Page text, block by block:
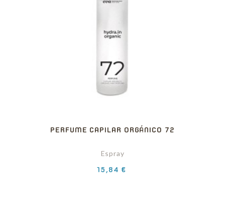
PERFUME CAPILAR ORGÁNICO 72
Espray
Precio
15,84 €